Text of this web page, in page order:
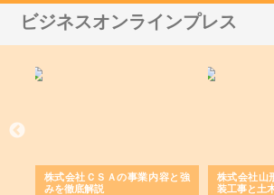
ビジネスオンラインプレス
株式会社ＣＳＡの事業内容と強
みを徹底解説
株式会社山
装工事と土